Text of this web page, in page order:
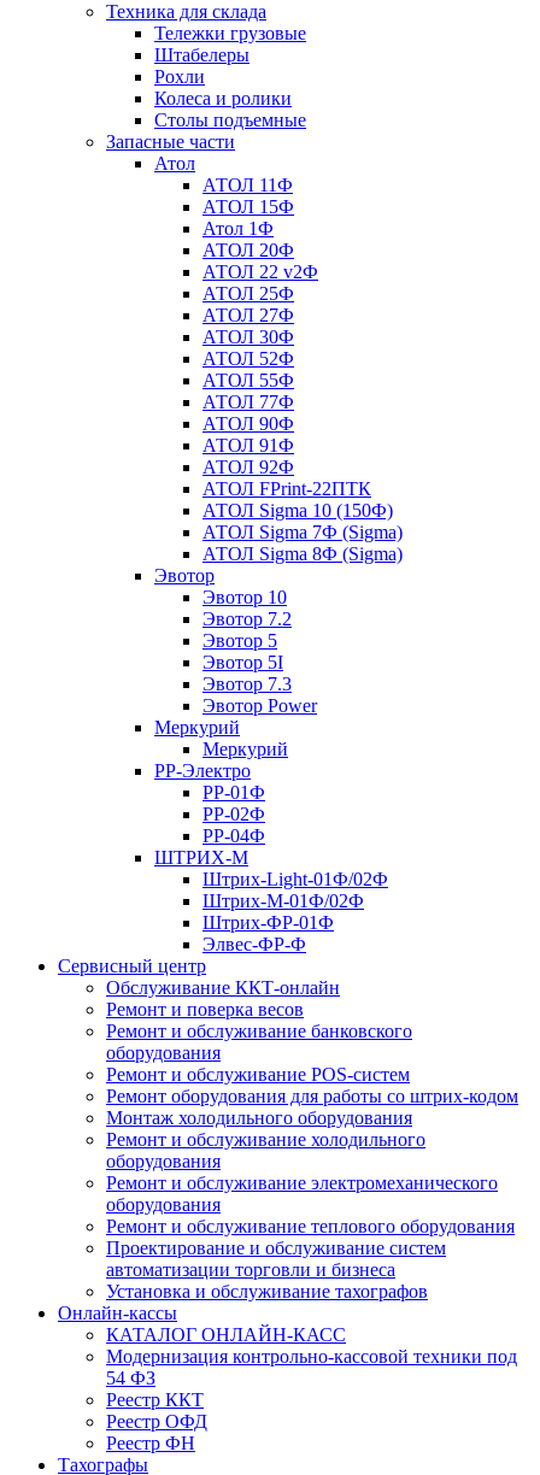
Техника для склада
Тележки грузовые
Штабелеры
Рохли
Колеса и ролики
Столы подъемные
Запасные части
Атол
АТОЛ 11Ф
АТОЛ 15Ф
Атол 1Ф
АТОЛ 20Ф
АТОЛ 22 v2Ф
АТОЛ 25Ф
АТОЛ 27Ф
АТОЛ 30Ф
АТОЛ 52Ф
АТОЛ 55Ф
АТОЛ 77Ф
АТОЛ 90Ф
АТОЛ 91Ф
АТОЛ 92Ф
АТОЛ FPrint-22ПТК
АТОЛ Sigma 10 (150Ф)
АТОЛ Sigma 7Ф (Sigma)
АТОЛ Sigma 8Ф (Sigma)
Эвотор
Эвотор 10
Эвотор 7.2
Эвотор 5
Эвотор 5I
Эвотор 7.3
Эвотор Power
Меркурий
Меркурий
РР-Электро
РР-01Ф
РР-02Ф
РР-04Ф
ШТРИХ-М
Штрих-Light-01Ф/02Ф
Штрих-М-01Ф/02Ф
Штрих-ФР-01Ф
Элвес-ФР-Ф
Сервисный центр
Обслуживание ККТ-онлайн
Ремонт и поверка весов
Ремонт и обслуживание банковского
оборудования
Ремонт и обслуживание POS-систем
Ремонт оборудования для работы со штрих-кодом
Монтаж холодильного оборудования
Ремонт и обслуживание холодильного
оборудования
Ремонт и обслуживание электромеханического
оборудования
Ремонт и обслуживание теплового оборудования
Проектирование и обслуживание систем
автоматизации торговли и бизнеса
Установка и обслуживание тахографов
Онлайн-кассы
КАТАЛОГ ОНЛАЙН-КАСС
Модернизация контрольно-кассовой техники под
54 ФЗ
Реестр ККТ
Реестр ОФД
Реестр ФН
Тахографы